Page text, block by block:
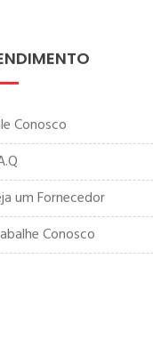
um Fornecedor
Conosco